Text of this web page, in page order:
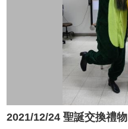
2021/12/24 聖誕交換禮物